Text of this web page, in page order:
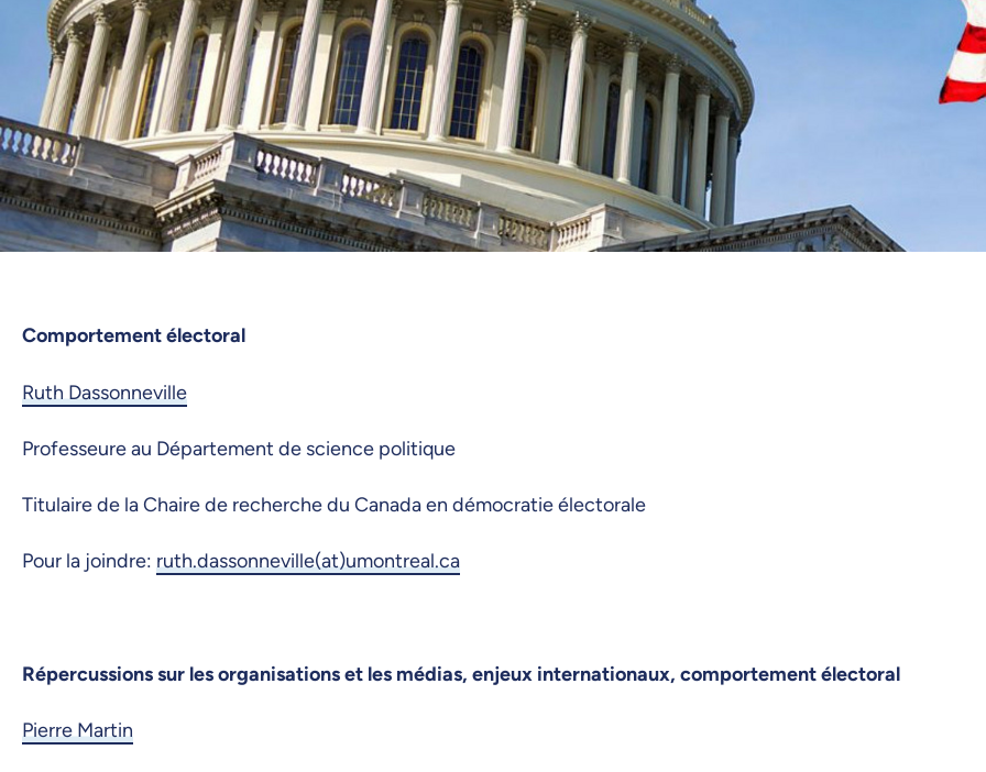
Comportement électoral
Ruth Dassonneville
Professeure au Département de science politique
Titulaire de la Chaire de recherche du Canada en démocratie électorale
Pour la joindre: ruth.dassonneville(at)umontreal.ca
Répercussions sur les organisations et les médias, enjeux internationaux, comportement électoral
Pierre Martin